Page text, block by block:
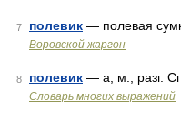
7 полевик — полевая
Воровской жаргон
8 полевик — а; м.; разг.
Словарь многих выражений